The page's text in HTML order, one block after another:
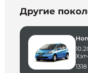
Другие